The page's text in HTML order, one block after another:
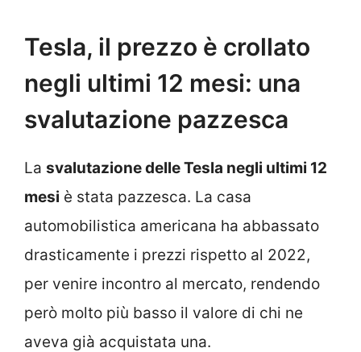
Tesla, il prezzo è crollato
negli ultimi 12 mesi: una
svalutazione pazzesca
La svalutazione delle Tesla negli ultimi 12
mesi è stata pazzesca. La casa
automobilistica americana ha abbassato
drasticamente i prezzi rispetto al 2022,
per venire incontro al mercato, rendendo
però molto più basso il valore di chi ne
aveva già acquistata una.